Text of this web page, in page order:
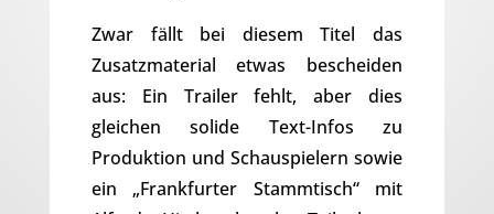
Zwar fällt bei diesem Titel das
Zusatzmaterial etwas bescheiden
aus: Ein Trailer fehlt, aber dies
gleichen solide Text-Infos zu
Produktion und Schauspielern sowie
ein „Frankfurter Stammtisch“ mit